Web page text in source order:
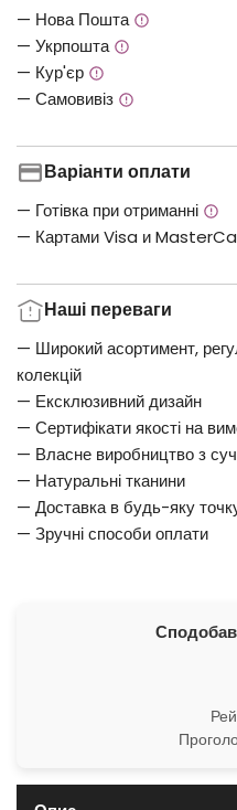
— Нова Пошта
— Укрпошта
— Кур'єр
— Самовивіз
Варіанти оплати
— Готівка при отриманні
— Картами Visa и
Наші переваги
— Широкий асортимент,
колекцій
— Ексклюзивний дизайн
— Сертифікати якості на
— Власне виробництво з
— Натуральні тканини
— Доставка в будь-яку
— Зручні способи оплати